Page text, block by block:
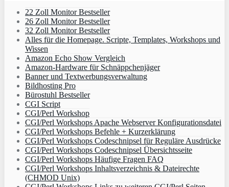
22 Zoll Monitor Bestseller
26 Zoll Monitor Bestseller
32 Zoll Monitor Bestseller
Alles für die Homepage. Scripte, Templates, Workshops und
Wissen
Amazon Echo Show Vergleich
Amazon-Hardware für Schnäppchenjäger
Banner und Textwerbungsverwaltung
Bildhosting Pro
Bürostuhl Bestseller
CGI Script
CGI/Perl Workshop
CGI/Perl Workshops Apache Webserver Konfigurationsdatei
CGI/Perl Workshops Befehle + Kurzerklärung
CGI/Perl Workshops Codeschnipsel für Reguläre Ausdrücke
CGI/Perl Workshops Codeschnipsel Übersichtsseite
CGI/Perl Workshops Häufige Fragen FAQ
CGI/Perl Workshops Inhaltsverzeichnis & Dateirechte
(CHMOD Unix)